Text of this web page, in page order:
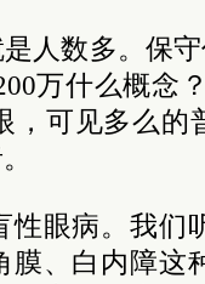
人数多。保
万什么概念
，可见多么的
性眼病。我们
膜、白内障这